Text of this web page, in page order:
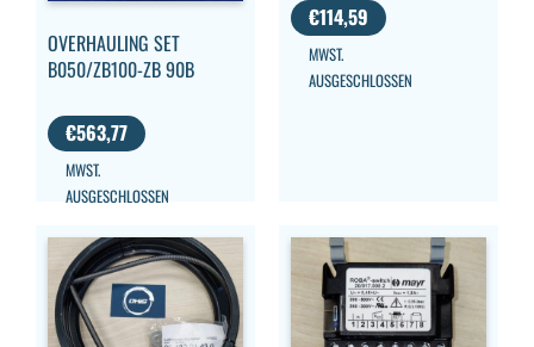
OVERHAULING SET
B050/ZB100-ZB 90B
€563,77
MWST.
AUSGESCHLOSSEN
€114,59
MWST.
AUSGESCHLOSSEN